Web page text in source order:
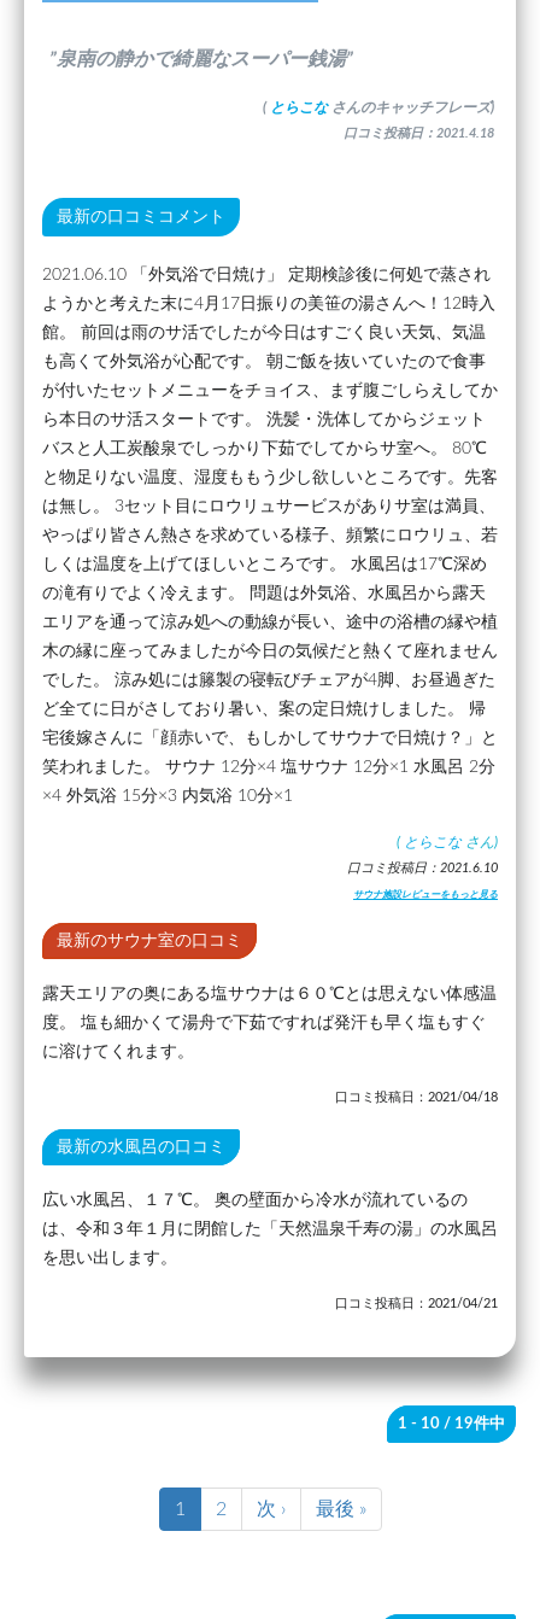
”泉南の静かで綺麗なスーパー銭湯”
( とらこな さんのキャッチフレーズ)
口コミ投稿日：2021.4.18
最新の口コミコメント
2021.06.10 「外気浴で日焼け」 定期検診後に何処で蒸され
ようかと考えた末に4月17日振りの美笹の湯さんへ！12時入
館。 前回は雨のサ活でしたが今日はすごく良い天気、気温
も高くて外気浴が心配です。 朝ご飯を抜いていたので食事
が付いたセットメニューをチョイス、まず腹ごしらえしてか
ら本日のサ活スタートです。 洗髪・洗体してからジェット
バスと人工炭酸泉でしっかり下茹でしてからサ室へ。 80℃
と物足りない温度、湿度ももう少し欲しいところです。先客
は無し。 3セット目にロウリュサービスがありサ室は満員、
やっぱり皆さん熱さを求めている様子、頻繁にロウリュ、若
しくは温度を上げてほしいところです。 水風呂は17℃深め
の滝有りでよく冷えます。 問題は外気浴、水風呂から露天
エリアを通って涼み処への動線が長い、途中の浴槽の縁や植
木の縁に座ってみましたが今日の気候だと熱くて座れません
でした。 涼み処には籐製の寝転びチェアが4脚、お昼過ぎた
ど全てに日がさしており暑い、案の定日焼けしました。 帰
宅後嫁さんに「顔赤いで、もしかしてサウナで日焼け？」と
笑われました。 サウナ 12分×4 塩サウナ 12分×1 水風呂 2分
×4 外気浴 15分×3 内気浴 10分×1
( とらこな さん)
口コミ投稿日：2021.6.10
サウナ施設レビューをもっと見る
最新のサウナ室の口コミ
露天エリアの奥にある塩サウナは６０℃とは思えない体感温
度。 塩も細かくて湯舟で下茹ですれば発汗も早く塩もすぐ
に溶けてくれます。
口コミ投稿日：2021/04/18
最新の水風呂の口コミ
広い水風呂、１７℃。 奥の壁面から冷水が流れているの
は、令和３年１月に閉館した「天然温泉千寿の湯」の水風呂
を思い出します。
口コミ投稿日：2021/04/21
1 - 10 / 19件中
1 2 次 › 最後 »